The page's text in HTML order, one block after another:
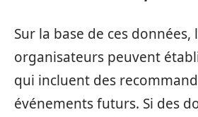
Sur la base de ces données,
organisateurs peuvent
qui incluent des
événements futurs. Si des